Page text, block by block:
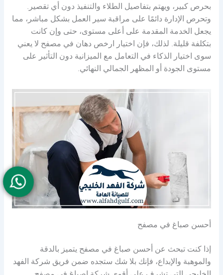
بحرص كبير، ويهتم بتفاصيل الطلاء والتنفيذ دون أي تقصير.
وتحرص الإدارة دائمًا على مراقبة سير العمل بشكل مباشر، مما
يجعل الخدمة المقدمة على أعلى مستوى، حتى وإن كانت
بتكلفة قليلة. لذلك، فإن اختيار ارخص دهان في مصفح لا يعني
سوى اختيار الذكاء في التعامل مع الميزانية دون التأثير على
مستوى الجودة أو المظهر الجمالي النهائي.
أحسن صباغ في مصفح
إذا كنت تبحث عن أحسن صباغ في مصفح يتميز بالدقة
والموهبة والإبداع، فإنك بلا شك ستجده ضمن فريق شركة الفهد